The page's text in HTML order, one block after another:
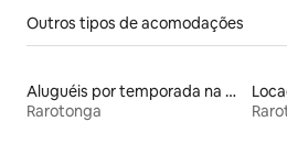
Outros tipos de acomodações
Aluguéis por temporada na orla
Rarotonga